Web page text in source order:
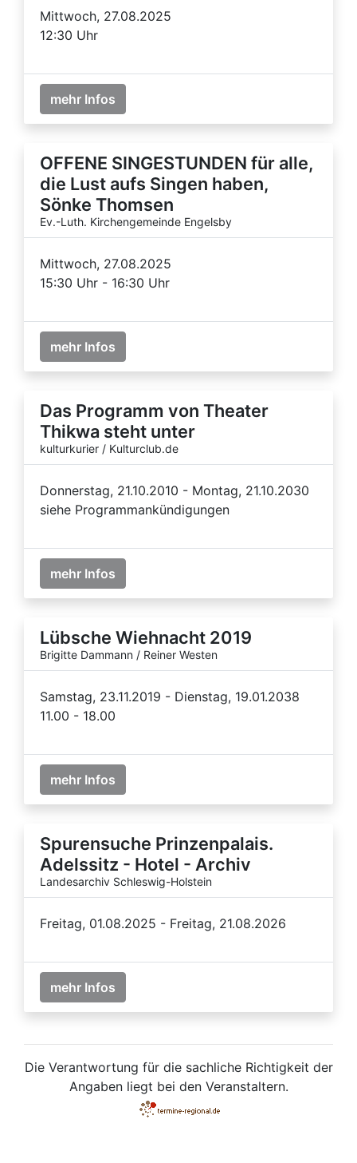
Mittwoch, 27.08.2025
12:30 Uhr
mehr Infos
OFFENE SINGESTUNDEN für alle,
die Lust aufs Singen haben,
Sönke Thomsen
Ev.-Luth. Kirchengemeinde Engelsby
Mittwoch, 27.08.2025
15:30 Uhr - 16:30 Uhr
mehr Infos
Das Programm von Theater
Thikwa steht unter
kulturkurier / Kulturclub.de
Donnerstag, 21.10.2010 - Montag, 21.10.2030
siehe Programmankündigungen
mehr Infos
Lübsche Wiehnacht 2019
Brigitte Dammann / Reiner Westen
Samstag, 23.11.2019 - Dienstag, 19.01.2038
11.00 - 18.00
mehr Infos
Spurensuche Prinzenpalais.
Adelssitz - Hotel - Archiv
Landesarchiv Schleswig-Holstein
Freitag, 01.08.2025 - Freitag, 21.08.2026
mehr Infos
Die Verantwortung für die sachliche Richtigkeit der
Angaben liegt bei den Veranstaltern.